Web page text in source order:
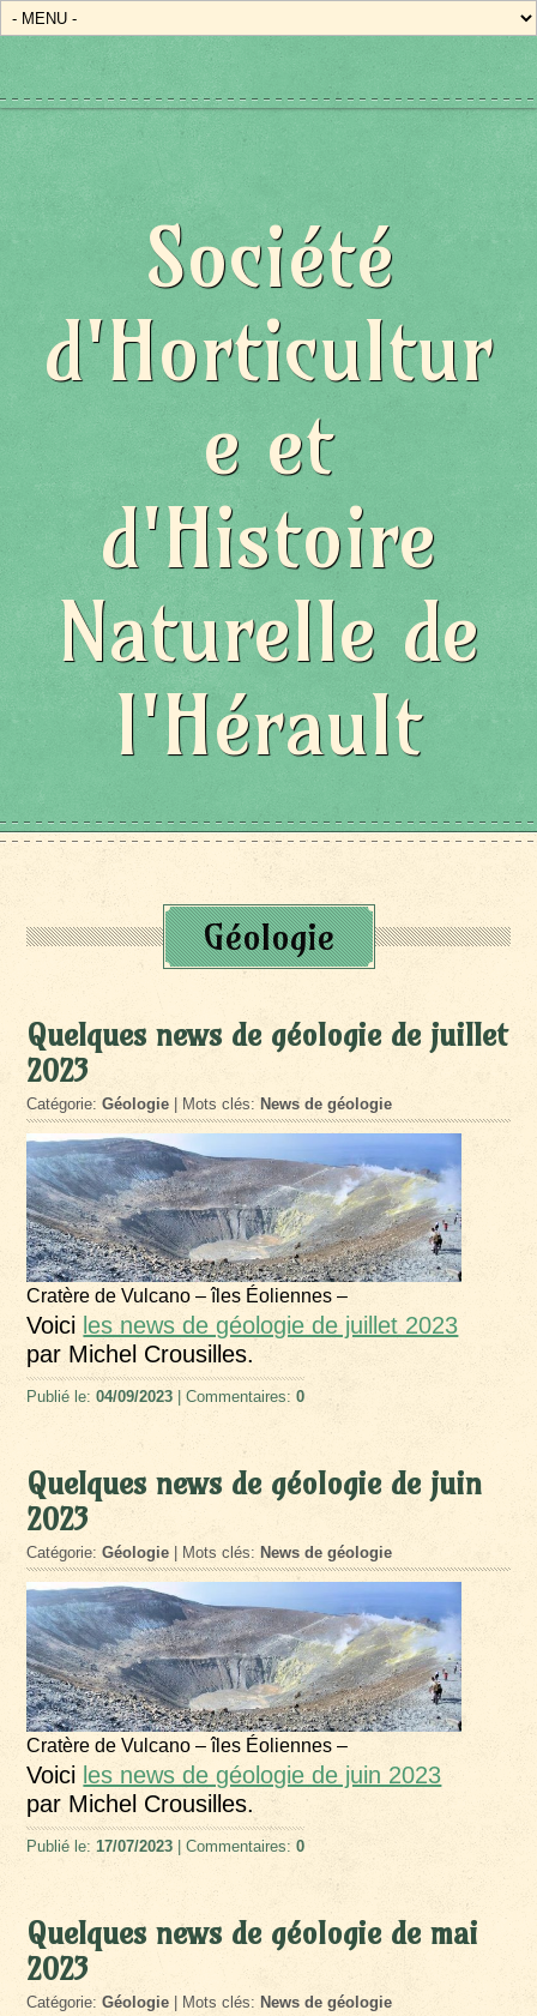
Société
d'Horticultur
e et
d'Histoire
Naturelle de
l'Hérault
Géologie
Quelques news de géologie de juillet
2023
Catégorie:Géologie | Mots clés: News de géologie
Cratère de Vulcano – îles Éoliennes –
Voici les news de géologie de juillet 2023
par Michel Crousilles.
Publié le:04/09/2023 | Commentaires:0
Quelques news de géologie de juin
2023
Catégorie:Géologie | Mots clés: News de géologie
Cratère de Vulcano – îles Éoliennes –
Voici les news de géologie de juin 2023
par Michel Crousilles.
Publié le: 17/07/2023 | Commentaires:0
Quelques news de géologie de mai
2023
Catégorie:Géologie | Mots clés: News de géologie